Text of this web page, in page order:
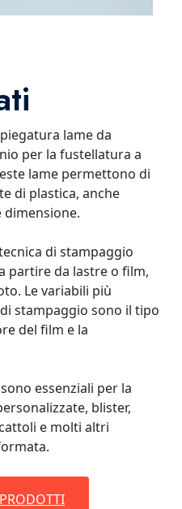
lame da
per la fustellatura a
lame permettono di
di plastica, anche
di stampaggio
partire da lastre o film,
Le variabili più
stampaggio sono il tipo
del film e la
essenziali per la
blister,
e molti altri